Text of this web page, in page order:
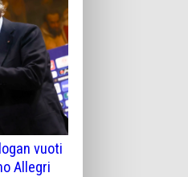
vuoti
Allegri